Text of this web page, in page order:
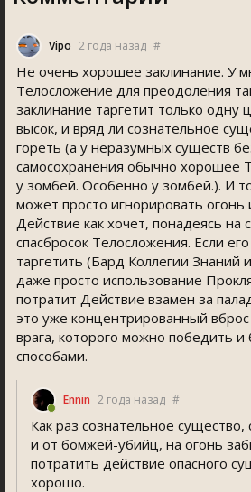
Vipo 2 года назад #
Не очень хорошее заклинание. У
Телосложение для преодоления
заклинание таргетит только одну
высок, и вряд ли сознательное
гореть (а у неразумных существ
самосохранения обычно хорошее
у зомбей. Особенно у зомбей.). И
может просто игнорировать огонь
Действие как хочет, понадеясь
спасбросок Телосложения. Если
таргетить (Бард Коллегии Знаний
даже просто использование
потратит Действие взамен за
это уже концентрированный вброс
врага, которого можно победить
способами.
Ennin 2 года назад #
Как раз сознательное существо,
и от бомжей-убийц, на огонь
потратить действие опасного
хорошо.